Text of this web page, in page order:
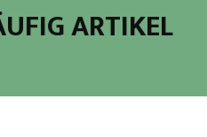
ARTIKEL